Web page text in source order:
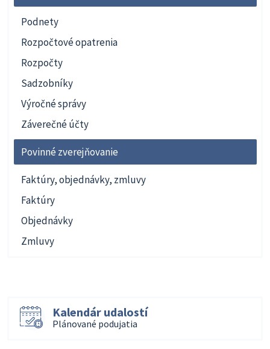
Podnety
Rozpočtové opatrenia
Rozpočty
Sadzobníky
Výročné správy
Záverečné účty
Povinné zverejňovanie
Faktúry, objednávky, zmluvy
Faktúry
Objednávky
Zmluvy
Kalendár udalostí
Plánované podujatia